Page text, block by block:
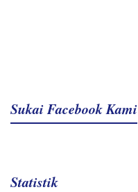
Sukai Facebook Kami
Statistik